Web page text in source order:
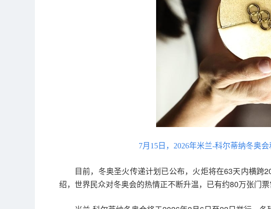
7月15日，2026年米兰-科尔蒂纳冬奥
目前，冬奥圣火传递计划已公布，火炬将在63天内横
绍，世界民众对冬奥会的热情正不断升温，已有约80万张门票